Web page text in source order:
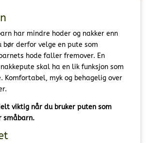
har mindre hoder og nakker enn
bør derfor velge en pute som
hode faller fremover. En
skal ha en lik funksjon som
Komfortabel, myk og behagelig over
viktig når du bruker puten som
småbarn.